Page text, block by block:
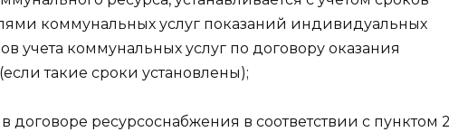
коммунальных услуг показаний индивидуальных
учета коммунальных услуг по договору оказания
такие сроки установлены);
ресурсоснабжения в соответствии с пунктом